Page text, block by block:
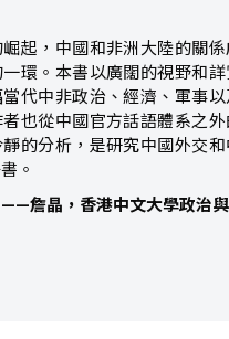
崛起，中國和非洲大陸的關
一環。本書以廣闊的視野和
代中非政治、經濟、軍事
也從中國官方話語體系之
的分析，是研究中國外交
。
——詹晶，香港中文大學政治